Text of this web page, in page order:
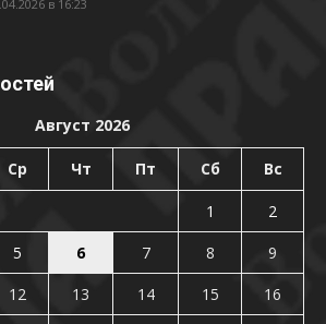
в 16:23
Август 2026
Ср Чт Пт Сб Вс
1
2
5 6 7 8
9
12 13 14 15
16